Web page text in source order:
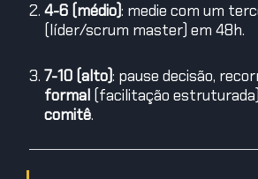
4-6 (médio): medie com um
(líder/scrum master) em 48h.
7-10 (alto): pause decisão,
formal (facilitação
comitê.